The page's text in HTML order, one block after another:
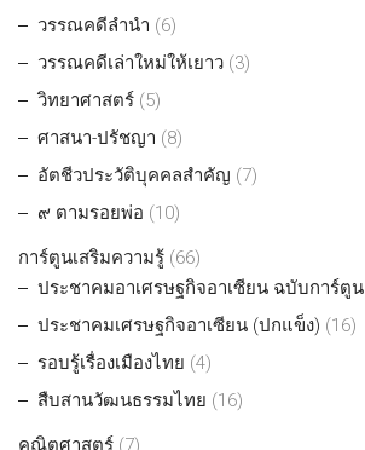
วรรณคดีลำนำ (6)
วรรณคดีเล่าใหม่ให้เยาว (3)
วิทยาศาสตร์ (5)
ศาสนา-ปรัชญา (8)
อัตชีวประวัติบุคคลสำคัญ (7)
๙ ตามรอยพ่อ (10)
การ์ตูนเสริมความรู้ (66)
ประชาคมอาเศรษฐกิจอาเซียน ฉบับการ์ตูน
ประชาคมเศรษฐกิจอาเซียน (ปกแข็ง) (16)
รอบรู้เรื่องเมืองไทย (4)
สืบสานวัฒนธรรมไทย (16)
คณิตศาสตร์ (7)